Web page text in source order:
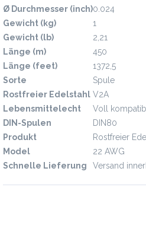
Ø Durchmesser (inch)0.024
Gewicht (kg)
1
Gewicht (lb)
2,21
Länge (m)
450
Länge (feet)
1372,5
Sorte
Spule
Rostfreier Edelstahl V2A
Lebensmittelecht
Voll
DIN-Spulen
DIN80
Produkt
Rostfreier
Model
22 AWG
Schnelle Lieferung
Versand